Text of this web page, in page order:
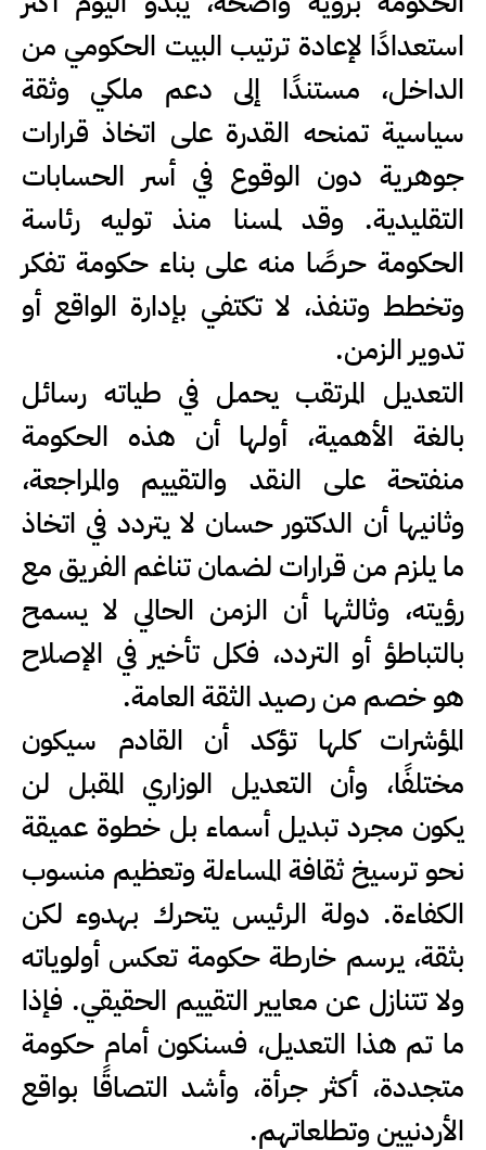
استعدادًا لإعادة ترتيب البيت الحكومي من
الداخل، مستندًا إلى دعم ملكي وثقة
سياسية تمنحه القدرة على اتخاذ قرارات
جوهرية دون الوقوع في أسر الحسابات
التقليدية. وقد لمسنا منذ توليه رئاسة
الحكومة حرصًا منه على بناء حكومة تفكر
وتخطط وتنفذ، لا تكتفي بإدارة الواقع أو
تدوير الزمن.
التعديل المرتقب يحمل في طياته رسائل
بالغة الأهمية، أولها أن هذه الحكومة
منفتحة على النقد والتقييم والمراجعة،
وثانيها أن الدكتور حسان لا يتردد في اتخاذ
ما يلزم من قرارات لضمان تناغم الفريق مع
رؤيته، وثالثها أن الزمن الحالي لا يسمح
بالتباطؤ أو التردد، فكل تأخير في الإصلاح
هو خصم من رصيد الثقة العامة.
المؤشرات كلها تؤكد أن القادم سيكون
مختلفًا، وأن التعديل الوزاري المقبل لن
يكون مجرد تبديل أسماء بل خطوة عميقة
نحو ترسيخ ثقافة المساءلة وتعظيم منسوب
الكفاءة. دولة الرئيس يتحرك بهدوء لكن
بثقة، يرسم خارطة حكومة تعكس أولوياته
ولا تتنازل عن معايير التقييم الحقيقي. فإذا
ما تم هذا التعديل، فسنكون أمام حكومة
متجددة، أكثر جرأة، وأشد التصاقًا بواقع
الأردنيين وتطلعاتهم.